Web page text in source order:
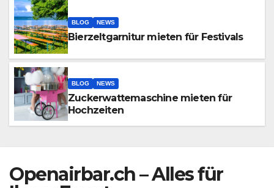
BLOG NEWS
Bierzeltgarnitur mieten für Festivals
BLOG NEWS
Zuckerwattemaschine mieten für
Hochzeiten
Openairbar.ch – Alles für